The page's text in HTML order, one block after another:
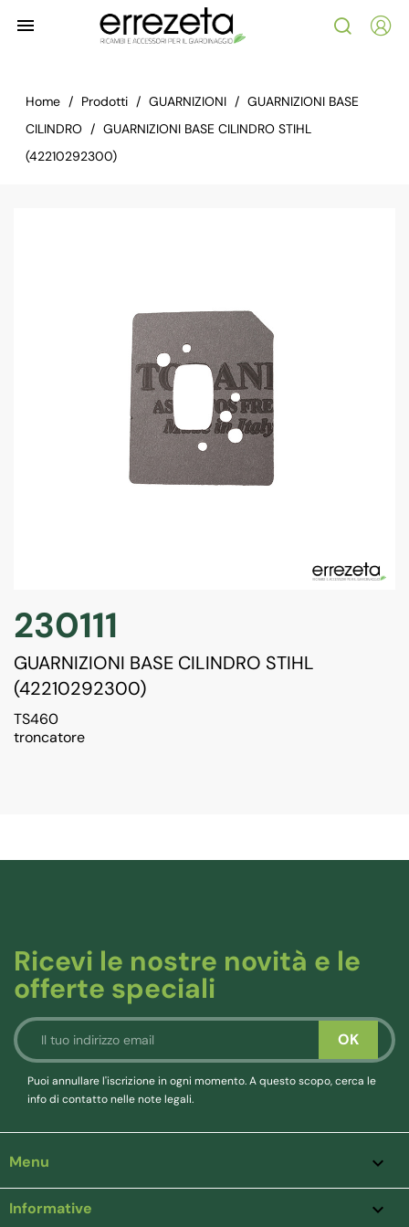

Home Prodotti GUARNIZIONI
GUARNIZIONI BASE
CILINDRO
GUARNIZIONI BASE CILINDRO STIHL
(42210292300)
230111
GUARNIZIONI BASE CILINDRO STIHL
(42210292300)
TS460
troncatore
Ricevi le nostre novità e le
offerte speciali
Puoi annullare l'iscrizione in ogni momento. A questo scopo, cerca le
info di contatto nelle note legali.
Menu 
Informative 